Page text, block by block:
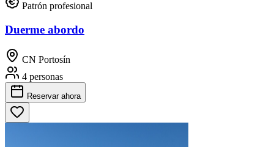
Patrón profesional
Duerme abordo
CN Portosín
4 personas
Reservar ahora